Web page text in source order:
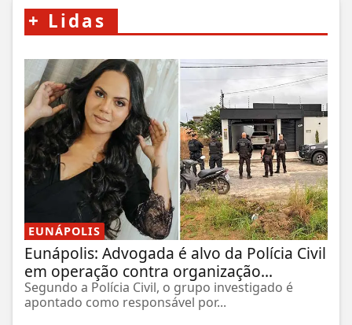
+ Lidas
EUNÁPOLIS
Eunápolis: Advogada é alvo da Polícia Civil
em operação contra organização...
Segundo a Polícia Civil, o grupo investigado é
apontado como responsável por...